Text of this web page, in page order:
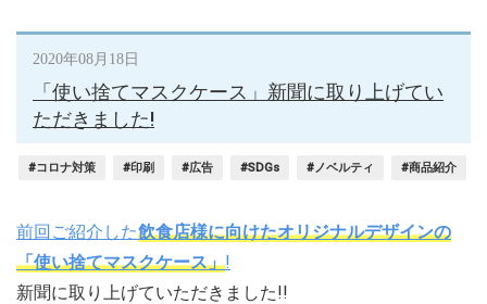
2020年08月18日
「使い捨てマスクケース」新聞に取り上げてい
ただきました!
#コロナ対策 #印刷 #広告 #SDGs #ノベルティ #商品紹介
前回ご紹介した飲食店様に向けたオリジナルデザインの
「使い捨てマスクケース」!
新聞に取り上げていただきました!!